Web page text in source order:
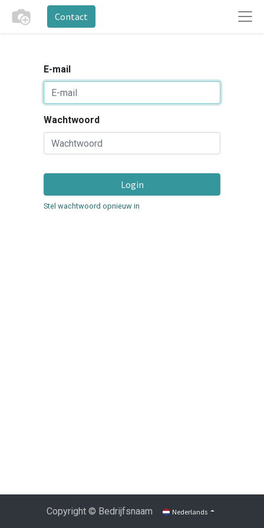
Contact
E-mail
Wachtwoord
Login
Stel wachtwoord opnieuw in
Copyright © Bedrijfsnaam Nederlands